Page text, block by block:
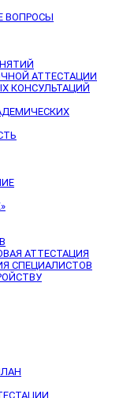
ВОПРОСЫ
АТТЕСТАЦИИ
КОНСУЛЬТАЦИЙ
АТТЕСТАЦИЯ
СПЕЦИАЛИСТОВ